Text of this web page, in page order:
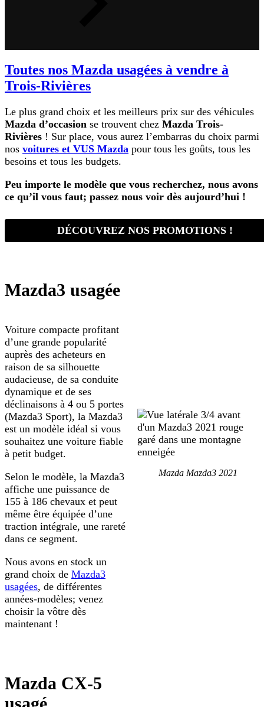
Toutes nos Mazda usagées à vendre à
Trois-Rivières
Le plus grand choix et les meilleurs prix sur des véhicules
Mazda d’occasion se trouvent chez Mazda Trois-
Rivières ! Sur place, vous aurez l’embarras du choix parmi
nos voitures et VUS Mazda pour tous les goûts, tous les
besoins et tous les budgets.
Peu importe le modèle que vous recherchez, nous avons
ce qu’il vous faut; passez nous voir dès aujourd’hui !
DÉCOUVREZ NOS PROMOTIONS !
Mazda Mazda3 2021
Mazda3 usagée
Voiture compacte profitant
d’une grande popularité
auprès des acheteurs en
raison de sa silhouette
audacieuse, de sa conduite
dynamique et de ses
déclinaisons à 4 ou 5 portes
(Mazda3 Sport), la Mazda3
est un modèle idéal si vous
souhaitez une voiture fiable
à petit budget.
Selon le modèle, la Mazda3
affiche une puissance de
155 à 186 chevaux et peut
même être équipée d’une
traction intégrale, une rareté
dans ce segment.
Nous avons en stock un
grand choix de Mazda3
usagées, de différentes
années-modèles; venez
choisir la vôtre dès
maintenant !
Mazda CX-5
usagé